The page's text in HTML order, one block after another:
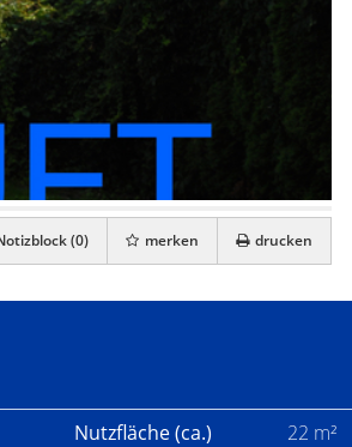
(0) merken drucken
Nutzfläche (ca.) 22 m²